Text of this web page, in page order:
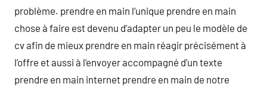
problème. prendre en main l’unique prendre en main
chose à faire est devenu d’adapter un peu le modèle de
cv afin de mieux prendre en main réagir précisément à
l’offre et aussi à l’envoyer accompagné d’un texte
prendre en main internet prendre en main de notre